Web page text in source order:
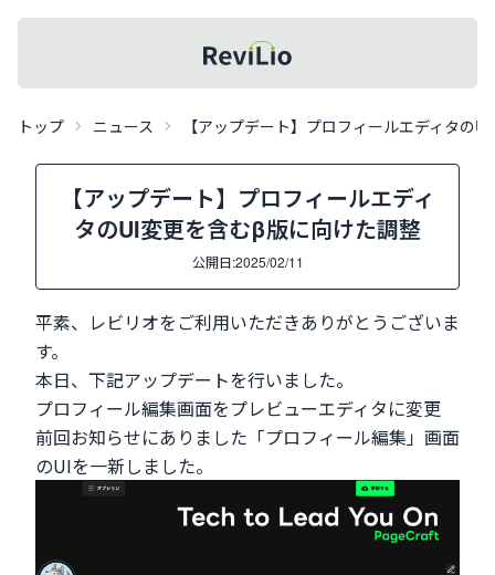
トップ ニュース 【アップデート】プロフィールエディタの
【アップデート】プロフィールエディ
タのUI変更を含むβ版に向けた調整
公開日:2025/02/11
平素、レビリオをご利用いただきありがとうございま
す。
本日、下記アップデートを行いました。
プロフィール編集画面をプレビューエディタに変更
前回お知らせにありました「プロフィール編集」画面
のUIを一新しました。